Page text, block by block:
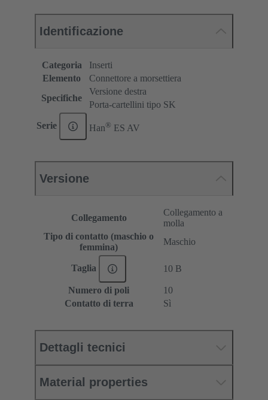
Identificazione
Categoria
Inserti
Elemento
Connettore a morsettiera
Specifiche
Versione destra
Porta-cartellini tipo SK
Serie Han® ES AV
Versione
Collegamento
Collegamento a
molla
Tipo di contatto (maschio o
femmina)
Maschio
Taglia 10 B
Numero di poli
10
Contatto di terra
Sì
Dettagli tecnici
Material properties